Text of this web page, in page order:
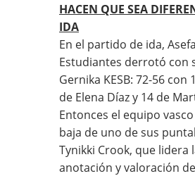
HACEN QUE SEA
IDA
En el partido de ida, Asefa
Estudiantes derrotó con
Gernika KESB: 72-56 con
de Elena Díaz y 14 de
Entonces el equipo
baja de uno de sus
Tynikki Crook, que lidera
anotación y valoración